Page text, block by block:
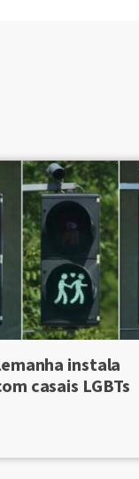
instala
casais LGBTs